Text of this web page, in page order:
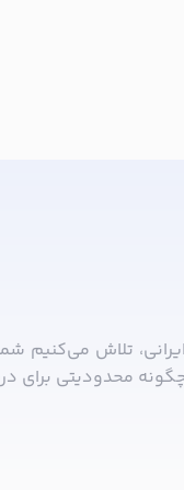
تلاش می‌کنیم
محدودیتی برای